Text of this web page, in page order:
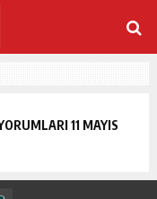
11 MAYIS